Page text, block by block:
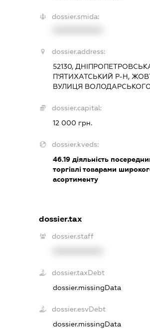
dossier.smida:
dossier.address:
52130,
П'ЯТИХАТСЬКИЙ Р-Н,
ВУЛИЦЯ
dossier.capital:
12 000 грн.
dossier.kveds:
46.19 діяльність
торгівлі товарами
асортименту
dossier.tax
dossier.staff
dossier.taxDebt
dossier.missingData
dossier.esvDebt
dossier.missingData